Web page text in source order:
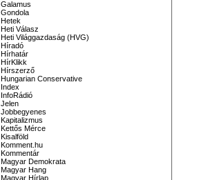
Galamus
Gondola
Hetek
Heti Válasz
Heti Világgazdaság (HVG)
Híradó
Hírhatár
HírKlikk
Hírszerző
Hungarian Conservative
Index
InfoRádió
Jelen
Jobbegyenes
Kapitalizmus
Kettős Mérce
Kisalföld
Komment.hu
Kommentár
Magyar Demokrata
Magyar Hang
Magyar Hírlap